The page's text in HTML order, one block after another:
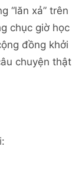
“lăn xả” trên
chục giờ học
đồng khởi
chuyện thật